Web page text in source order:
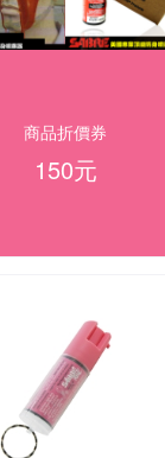
商品折價券
150元